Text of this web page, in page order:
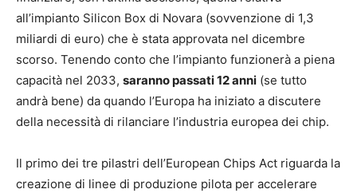
all’impianto Silicon Box di Novara (sovvenzione di 1,3
miliardi di euro) che è stata approvata nel dicembre
scorso. Tenendo conto che l’impianto funzionerà a piena
capacità nel 2033, saranno passati 12 anni (se tutto
andrà bene) da quando l’Europa ha iniziato a discutere
della necessità di rilanciare l’industria europea dei chip.
Il primo dei tre pilastri dell’European Chips Act riguarda la
creazione di linee di produzione pilota per accelerare